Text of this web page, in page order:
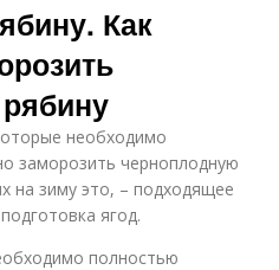
Как
необходимо
заморозить черноплодную
на зиму это, – подходящее
ягод.
полностью